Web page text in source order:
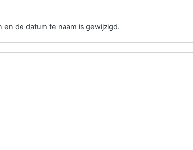
de datum te naam is gewijzigd.